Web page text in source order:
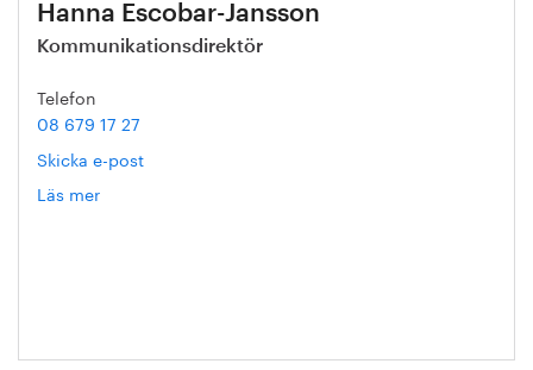
Hanna Escobar-Jansson
Kommunikationsdirektör
Telefon
08 679 17 27
Skicka e-post
Läs mer